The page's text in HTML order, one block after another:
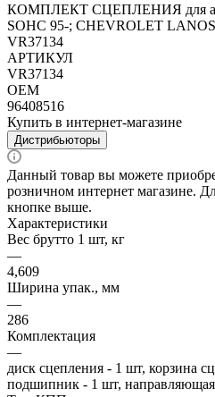
КОМПЛЕКТ СЦЕПЛЕНИЯ для а/
SOHC 95-; CHEVROLET
VR37134
АРТИКУЛ
VR37134
OEM
96408516
Купить в интернет-магазине
Дистрибьюторы
Данный товар вы можете
розничном интернет магазине.
кнопке выше.
Характеристики
Вес брутто 1 шт, кг
—
4,609
Ширина упак., мм
—
286
Комплектация
—
диск сцепления - 1 шт, корзина
подшипник - 1 шт,